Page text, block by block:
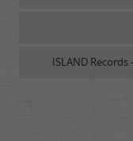
ISLAND